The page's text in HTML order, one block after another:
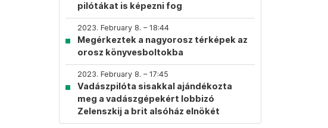
pilótákat is képezni fog
2023. February 8. – 18:44
Megérkeztek a nagyorosz térképek az
orosz könyvesboltokba
2023. February 8. – 17:45
Vadászpilóta sisakkal ajándékozta
meg a vadászgépekért lobbizó
Zelenszkij a brit alsóház elnökét